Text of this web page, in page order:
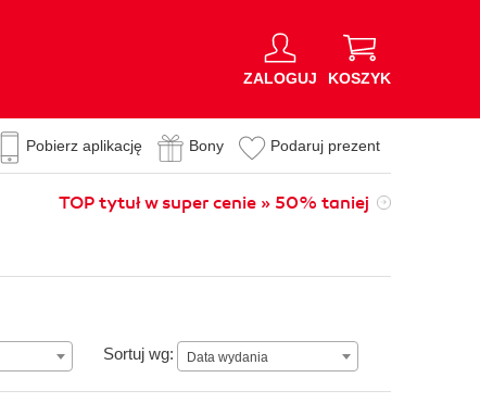
ZALOGUJ KOSZYK
Pobierz aplikację Bony Podaruj prezent
TOP tytuł w super cenie » 50% taniej
Sortuj wg: Data wydania
Data wydania